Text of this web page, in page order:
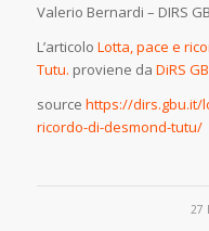
Valerio Bernardi – DIRS
L’articolo Lotta, pace e
Tutu. proviene da DiRS
source https://dirs.gbu.it/
ricordo-di-desmond-tutu/
27